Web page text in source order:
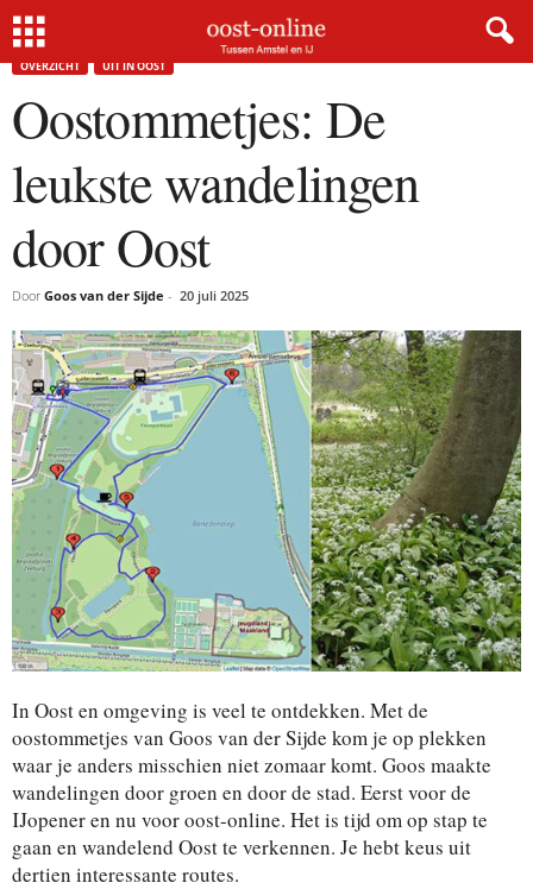
Home Oostommetjes: De leukste wandelingen door Oost
OVERZICHT UIT IN OOST
Oostommetjes: De
leukste wandelingen
door Oost
Door Goos van der Sijde - 20 juli 2025
In Oost en omgeving is veel te ontdekken. Met de
oostommetjes van Goos van der Sijde kom je op plekken
waar je anders misschien niet zomaar komt. Goos maakte
wandelingen door groen en door de stad. Eerst voor de
IJopener en nu voor oost-online. Het is tijd om op stap te
gaan en wandelend Oost te verkennen. Je hebt keus uit
dertien interessante routes.